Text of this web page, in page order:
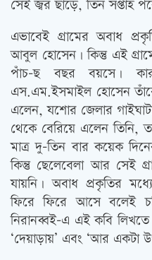
সেই জ্বর ছাড়ে, তিন সপ্তাহ
এভাবেই গ্রামের অবাধ
আবুল হোসেন। কিন্তু এই
পাঁচ-ছ বছর বয়সে।
এস.এম.ইসমাইল হোসেন
এলেন, যশোর জেলার
থেকে বেরিয়ে এলেন তিনি,
মাত্র দু-তিন বার কয়েক
কিন্তু ছেলেবেলা আর সেই
যায়নি। অবাধ প্রকৃতির
ফিরে ফিরে আসে বলেই
নিরানব্বই-এ এই কবি
‘দেয়াড়ায়’ এবং ‘আর একটা